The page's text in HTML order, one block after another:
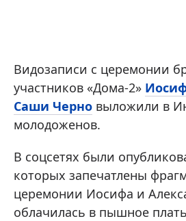
Видозаписи с церемонии
участников «Дома-2»
Саши Черно выложили в
молодоженов.
В соцсетях были
которых запечатлены
церемонии Иосифа и
облачилась в пышное